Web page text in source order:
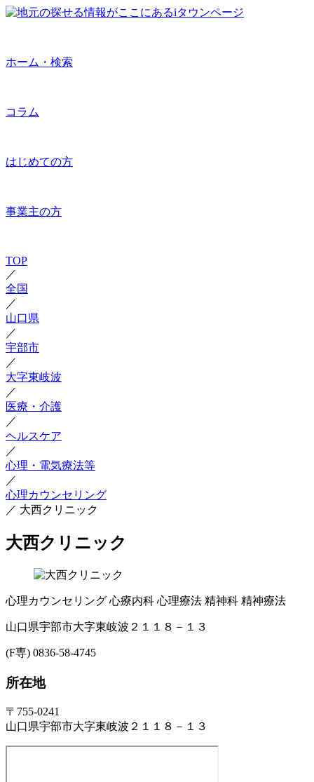
ホーム・検索
コラム
はじめての方
事業主の方
TOP
／
全国
／
山口県
／
宇部市
／
大字東岐波
／
医療・介護
／
ヘルスケア
／
心理・電気療法等
／
心理カウンセリング
／ 大西クリニック
大西クリニック
心理カウンセリング 心療内科 心理療法 精神科 精神療法
山口県宇部市大字東岐波２１１８－１３
(F専) 0836-58-4745
所在地
〒755-0241
山口県宇部市大字東岐波２１１８－１３